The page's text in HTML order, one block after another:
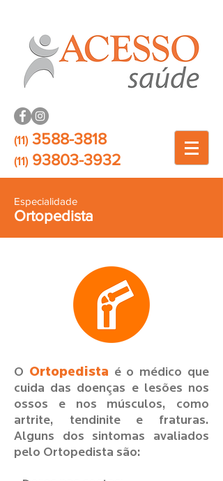
(11)3588-3818
(11)93803-3932
Especialidade
Ortopedista
O Ortopedista é o médico que
cuida das doenças e lesões nos
ossos e nos músculos, como
artrite, tendinite e fraturas.
Alguns dos sintomas avaliados
pelo Ortopedista são: